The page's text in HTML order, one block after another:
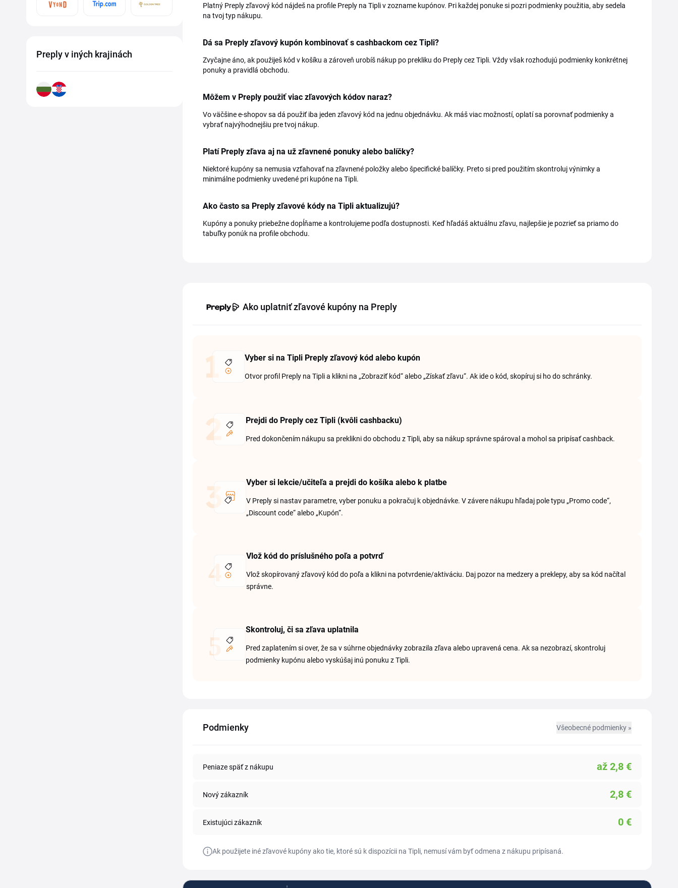
Preply v iných krajinách
Platný Preply zľavový kód nájdeš na profile Preply na Tipli v zozname kupónov. Pri každej ponuke si pozri podmienky použitia, aby sedela
na tvoj typ nákupu.
Dá sa Preply zľavový kupón kombinovať s cashbackom cez Tipli?
Zvyčajne áno, ak použiješ kód v košíku a zároveň urobíš nákup po prekliku do Preply cez Tipli. Vždy však rozhodujú podmienky konkrétnej
ponuky a pravidlá obchodu.
Môžem v Preply použiť viac zľavových kódov naraz?
Vo väčšine e-shopov sa dá použiť iba jeden zľavový kód na jednu objednávku. Ak máš viac možností, oplatí sa porovnať podmienky a
vybrať najvýhodnejšiu pre tvoj nákup.
Platí Preply zľava aj na už zľavnené ponuky alebo balíčky?
Niektoré kupóny sa nemusia vzťahovať na zľavnené položky alebo špecifické balíčky. Preto si pred použitím skontroluj výnimky a
minimálne podmienky uvedené pri kupóne na Tipli.
Ako často sa Preply zľavové kódy na Tipli aktualizujú?
Kupóny a ponuky priebežne dopĺňame a kontrolujeme podľa dostupnosti. Keď hľadáš aktuálnu zľavu, najlepšie je pozrieť sa priamo do
tabuľky ponúk na profile obchodu.
Ako uplatniť zľavové kupóny na Preply
Vyber si na Tipli Preply zľavový kód alebo kupón
Otvor profil Preply na Tipli a klikni na „Zobraziť kód“ alebo „Získať zľavu“. Ak ide o kód, skopíruj si ho do schránky.
Prejdi do Preply cez Tipli (kvôli cashbacku)
Pred dokončením nákupu sa preklikni do obchodu z Tipli, aby sa nákup správne spároval a mohol sa pripísať cashback.
Vyber si lekcie/učiteľa a prejdi do košíka alebo k platbe
V Preply si nastav parametre, vyber ponuku a pokračuj k objednávke. V závere nákupu hľadaj pole typu „Promo code“,
„Discount code“ alebo „Kupón“.
Vlož kód do príslušného poľa a potvrď
Vlož skopírovaný zľavový kód do poľa a klikni na potvrdenie/aktiváciu. Daj pozor na medzery a preklepy, aby sa kód načítal
správne.
Skontroluj, či sa zľava uplatnila
Pred zaplatením si over, že sa v súhrne objednávky zobrazila zľava alebo upravená cena. Ak sa nezobrazí, skontroluj
podmienky kupónu alebo vyskúšaj inú ponuku z Tipli.
Podmienky Všeobecné podmienky »
Peniaze späť z nákupu až 2,8 €
Nový zákazník 2,8 €
Existujúci zákazník 0 €
Ak použijete iné zľavové kupóny ako tie, ktoré sú k dispozícii na Tipli, nemusí vám byť odmena z nákupu pripísaná.